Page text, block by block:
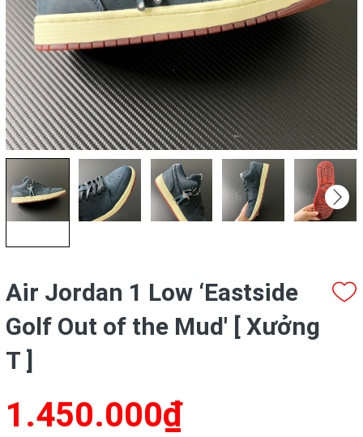
Air Jordan 1 Low ‘Eastside
Golf Out of the Mud' [ Xưởng
T ]
1.450.000₫